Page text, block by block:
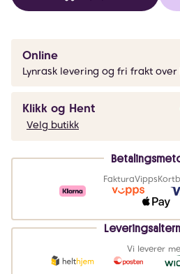
Online
Lynrask levering og fri frakt over
Klikk og Hent
Velg butikk
FakturaVipps
Vi leverer